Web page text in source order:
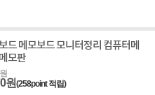
드 메모보드 모니터정리 컴퓨터메
모판
원(258point 적립)